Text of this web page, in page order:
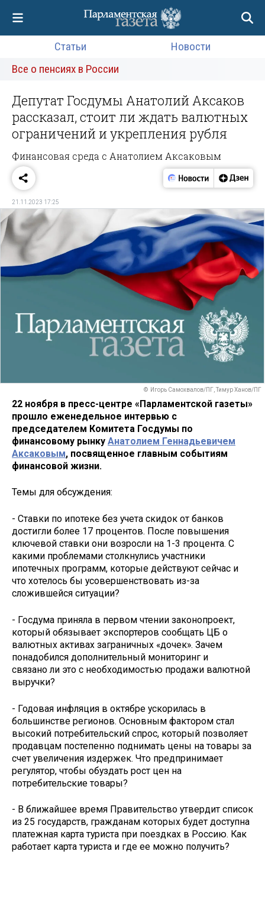
Статьи
Новости
Все о пенсиях в России
Депутат Госдумы Анатолий Аксаков
рассказал, стоит ли ждать валютных
ограничений и укрепления рубля
Финансовая среда с Анатолием Аксаковым
21.11.2023 17:25
© Игорь Самохвалов/ПГ, Тимур Ханов/ПГ
22 ноября в пресс-центре «Парламентской газеты»
прошло еженедельное интервью с
председателем Комитета Госдумы по
финансовому рынку Анатолием Геннадьевичем
Аксаковым, посвященное главным событиям
финансовой жизни.
Темы для обсуждения:
- Ставки по ипотеке без учета скидок от банков
достигли более 17 процентов. После повышения
ключевой ставки они возросли на 1-3 процента. С
какими проблемами столкнулись участники
ипотечных программ, которые действуют сейчас и
что хотелось бы усовершенствовать из-за
сложившейся ситуации?
- Госдума приняла в первом чтении законопроект,
который обязывает экспортеров сообщать ЦБ о
валютных активах заграничных «дочек». Зачем
понадобился дополнительный мониторинг и
связано ли это с необходимостью продажи валютной
выручки?
- Годовая инфляция в октябре ускорилась в
большинстве регионов. Основным фактором стал
высокий потребительский спрос, который позволяет
продавцам постепенно поднимать цены на товары за
счет увеличения издержек. Что предпринимает
регулятор, чтобы обуздать рост цен на
потребительские товары?
- В ближайшее время Правительство утвердит список
из 25 государств, гражданам которых будет доступна
платежная карта туриста при поездках в Россию. Как
работает карта туриста и где ее можно получить?